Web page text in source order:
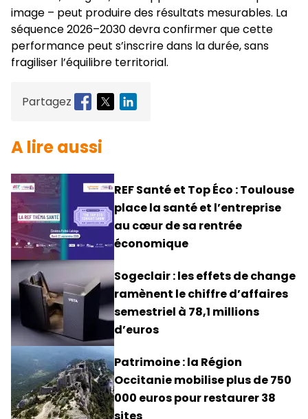
image – peut produire des résultats mesurables. La
séquence 2026–2030 devra confirmer que cette
performance peut s’inscrire dans la durée, sans
fragiliser l’équilibre territorial.
Partagez
A lire aussi
REF Santé et Top Éco : Toulouse
place la santé et l’entreprise
au cœur de sa rentrée
économique
Sogeclair : les effets de change
ramènent le chiffre d’affaires
semestriel à 78,1 millions
d’euros
Patrimoine : la Région
Occitanie mobilise plus de 750
000 euros pour restaurer 38
sites